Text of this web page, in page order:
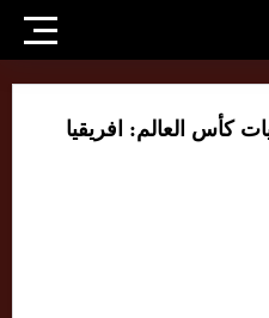
كأس العالم: افريقيا